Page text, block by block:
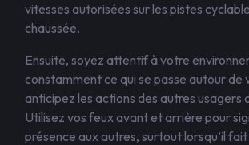
vitesses autorisées sur les pistes
chaussée.
Ensuite, soyez attentif à votre
constamment ce qui se passe autour de
anticipez les actions des autres usagers
Utilisez vos feux avant et arrière pour
présence aux autres, surtout lorsqu’il